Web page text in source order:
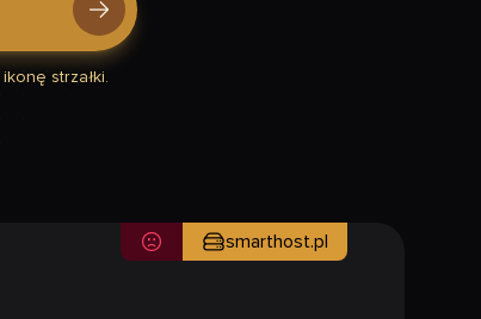
strzałki.
smarthost.pl